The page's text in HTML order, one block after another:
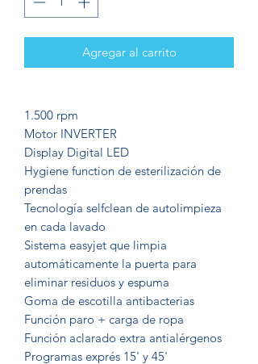
Agregar al carrito
1.500 rpm
Motor INVERTER
Display Digital LED
Hygiene function de esterilización de
prendas
Tecnología selfclean de autolimpieza
en cada lavado
Sistema easyjet que limpia
automáticamente la puerta para
eliminar residuos y espuma
Goma de escotilla antibacterias
Función paro + carga de ropa
Función aclarado extra antialérgenos
Programas exprés 15' y 45'